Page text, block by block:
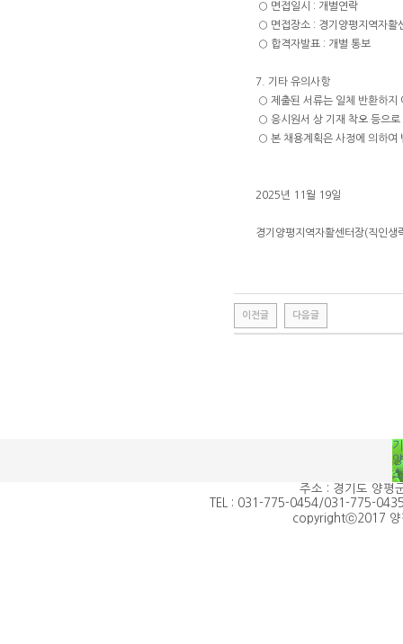
○ 면접일시 : 개별연락
○ 면접장소 : 경기양평지역자활
○ 합격자발표 : 개별 통보
7. 기타 유의사항
○ 제출된 서류는 일체 반환하지
○ 응시원서 상 기재 착오 등으
○ 본 채용계획은 사정에 의하여
2025년 11월 19일
경기양평지역자활센터장(직인생
이전글 다음글
주소 : 경기도 양평
TEL : 031-775-0454/031-775-
copyrightⓒ2017 양